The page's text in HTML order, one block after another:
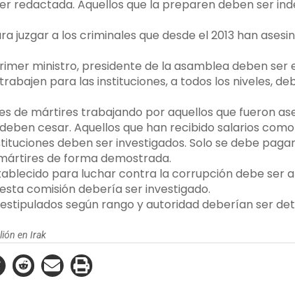
redactada. Aquellos que la preparen deben ser
juzgar a los criminales que desde el 2013 han
ministro, presidente de la asamblea deben ser
para las instituciones, a todos los niveles,
de mártires trabajando por aquellos que fueron
cesar. Aquellos que han recibido salarios
deben ser investigados. Solo se debe
de forma demostrada.
para luchar contra la corrupción debe ser
comisión debería ser investigado.
según rango y autoridad deberían ser
en Irak